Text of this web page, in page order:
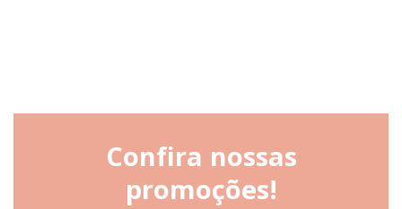
Confira nossas
promoções!